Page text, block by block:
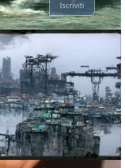
Iscriviti
∙Condizioni∙Notifica di raccolta
cultura